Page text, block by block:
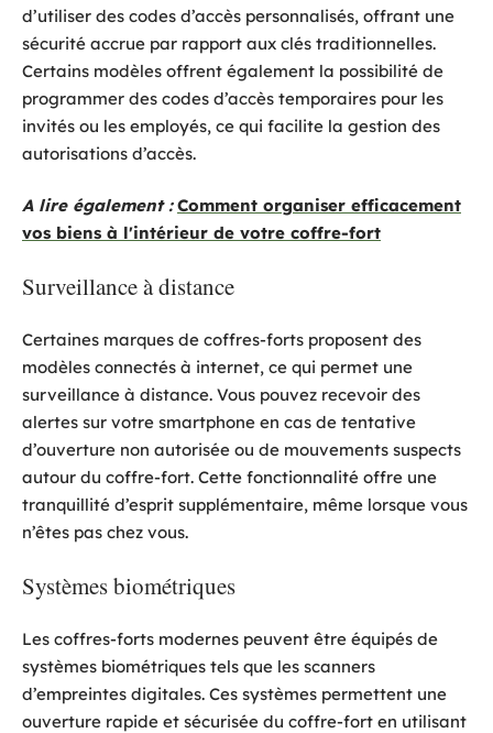
d’utiliser des codes d’accès personnalisés, offrant une
sécurité accrue par rapport aux clés traditionnelles.
Certains modèles offrent également la possibilité de
programmer des codes d’accès temporaires pour les
invités ou les employés, ce qui facilite la gestion des
autorisations d’accès.
A lire également : Comment organiser efficacement
vos biens à l'intérieur de votre coffre-fort
Surveillance à distance
Certaines marques de coffres-forts proposent des
modèles connectés à internet, ce qui permet une
surveillance à distance. Vous pouvez recevoir des
alertes sur votre smartphone en cas de tentative
d’ouverture non autorisée ou de mouvements suspects
autour du coffre-fort. Cette fonctionnalité offre une
tranquillité d’esprit supplémentaire, même lorsque vous
n’êtes pas chez vous.
Systèmes biométriques
Les coffres-forts modernes peuvent être équipés de
systèmes biométriques tels que les scanners
d’empreintes digitales. Ces systèmes permettent une
ouverture rapide et sécurisée du coffre-fort en utilisant